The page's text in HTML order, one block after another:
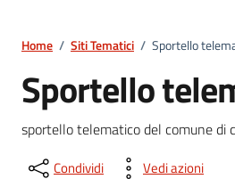
Home / Siti Tematici / Sportello
Sportello
sportello telematico del comune di
Condividi Vedi azioni